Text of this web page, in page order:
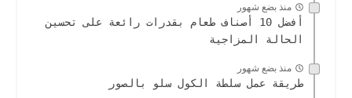
منذ بضع شهور
أفضل 10 أصناف طعام بقدرات رائعة على تحسين
الحالة المزاجية
منذ بضع شهور
طريقة عمل سلطة الكول سلو بالصور